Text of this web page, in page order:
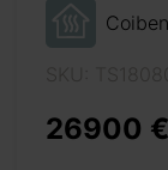
26900 €
al tramonto.
sfruttare in